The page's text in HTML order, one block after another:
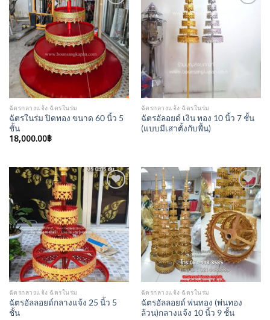
Add to
Wishlist
ฉัตรกลางแจ้ง ฉัตรในร่ม
ฉัตรในร่ม ปิดทอง ขนาด 60 นิ้ว 5
ชั้น
18,000.00฿
ฉัตรกลางแจ้ง ฉัตรในร่ม
ฉัตรอัลอยด์ เงิน ทอง 10 นิ้ว 7 ชั้น
(แบบมีเสาตั้งกับพื้น)
Add to
Wishlist
ฉัตรกลางแจ้ง ฉัตรในร่ม
ฉัตรอัลลอยด์กลางแจ้ง 25 นิ้ว 5
ชั้น
Add to
Wishlist
ฉัตรกลางแจ้ง ฉัตรในร่ม
ฉัตรอัลลอยด์ พ่นทอง (พ่นทอง
ล้วน)กลางแจ้ง 10 นิ้ว 9 ชั้น